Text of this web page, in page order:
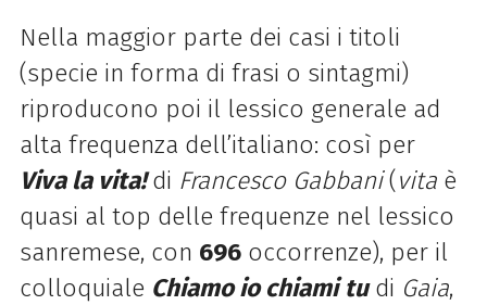
Nella maggior parte dei casi i titoli
(specie in forma di frasi o sintagmi)
riproducono poi il lessico generale ad
alta frequenza dell’italiano: così per
Viva la vita!di Francesco Gabbani(vitaè
quasi al top delle frequenze nel lessico
sanremese, con 696occorrenze), per il
colloquiale Chiamo io chiami tudi Gaia,